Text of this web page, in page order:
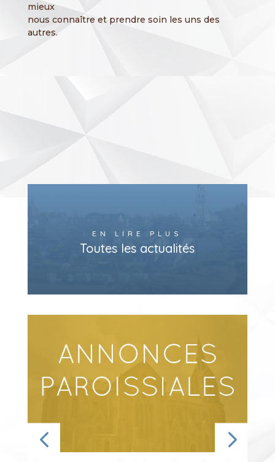
mieux
nous connaître et prendre soin les uns des
autres.
EN LIRE PLUS
Toutes les actualités